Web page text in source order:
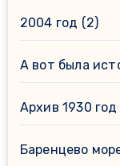
2004 год (2)
А вот была
Архив 1930 год
Баренцево